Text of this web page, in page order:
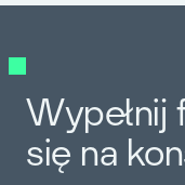
Wypełnij
się na